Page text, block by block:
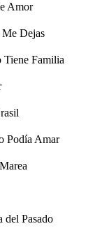
Amor
Dejas
Familia
Podía Amar
del Pasado